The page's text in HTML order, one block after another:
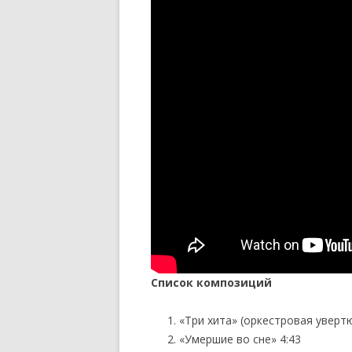
Список композиций
«Три хита» (оркестровая
«Умершие во сне» 4:43